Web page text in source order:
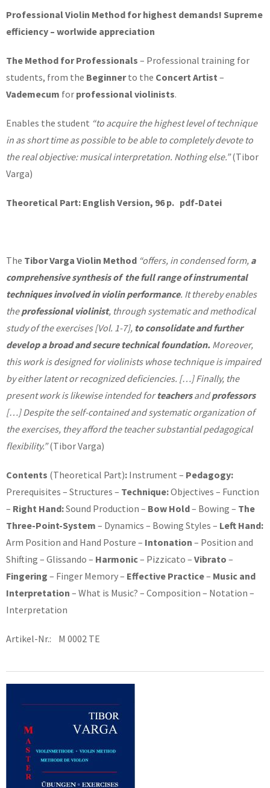
Professional Violin Method for highest demands! Supreme
efficiency – worlwide appreciation
The Method for Professionals – Professional training for
students, from the Beginnerto the Concert Artist –
Vademecum for professional violinists.
Enables the student “to acquire the highest level of technique
in as short time as possible to be able to completely devote to
the real objective: musical interpretation. Nothing else.”(Tibor
Varga)
Theoretical Part: English Version, 96 p. pdf-Datei
The Tibor Varga Violin Method “offers, in condensed form, a
comprehensive synthesis of the full rangeof instrumental
techniques involved in violin performance. It thereby enables
theprofessional violinist, through systematic and methodical
study of the exercises [Vol. 1-7], to consolidate and further
develop a broad and secure technical foundation. Moreover,
this work is designed for violinists whose technique is impaired
by either latent or recognized deficiencies. […] Finally, the
present work is likewise intended forteachersandprofessors
[…] Despite the self-contained and systematic organization of
the exercises, they afford the teacher substantial pedagogical
flexibility.”(Tibor Varga)
Contents (Theoretical Part): Instrument – Pedagogy:
Prerequisites – Structures – Technique:Objectives – Function
– Right Hand:Sound Production – Bow Hold– Bowing – The
Three-Point-System – Dynamics – Bowing Styles – Left Hand:
Arm Position and Hand Posture – Intonation – Position and
Shifting – Glissando – Harmonic– Pizzicato – Vibrato –
Fingering – Finger Memory – Effective Practice– Music and
Interpretation – What is Music? – Composition – Notation –
Interpretation
Artikel-Nr.: M 0002 TE